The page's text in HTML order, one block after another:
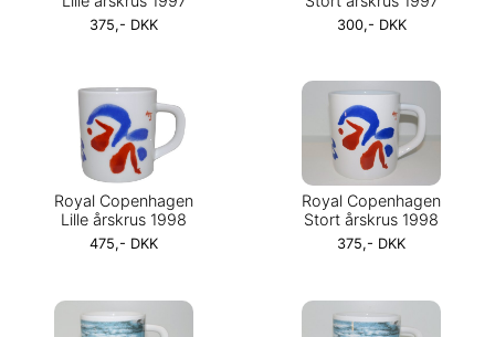
375,- DKK 300,- DKK
Royal Copenhagen
Lille årskrus 1998
475,- DKK
Royal Copenhagen
Stort årskrus 1998
375,- DKK